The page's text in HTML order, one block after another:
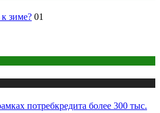
зиме? 01
потребкредита более 300 тыс.